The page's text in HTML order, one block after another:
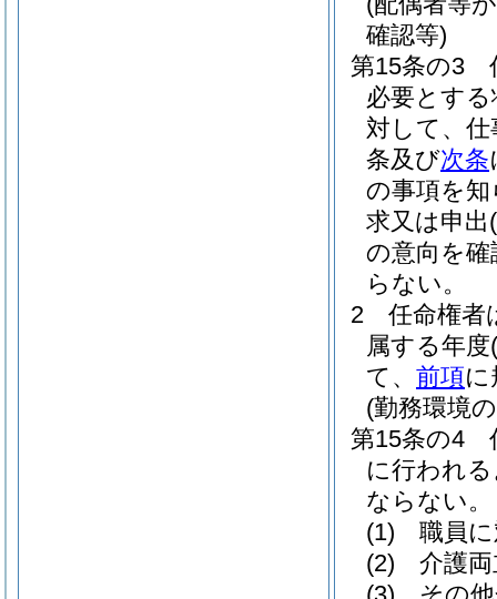
確認等)
第15条の3
必要とす
対して、
条及び次条
の事項を
求又は申出(
の意向を
らない。
2
任命権者
属する年度
て、 前項
(勤務環境
第15条の4
に行われ
ならない。
(1)
職員
(2)
介護